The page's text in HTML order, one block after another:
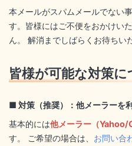
本メールがスパムメールでない
す。皆様にはご不便をおかけい
ん。 解消までしばらくお待ちい
皆様が可能な対策
■ 対策（推奨）：他メーラーを
基本的には他メーラー（Yahoo/
す。 ご希望の場合は、 お問い合